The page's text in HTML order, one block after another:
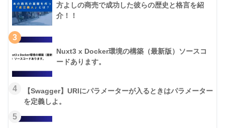
方よしの商売で成功した彼らの歴史と格言を紹
介！！
3
Nuxt3 x Docker環境の構築（最新版）ソースコ
ードあります。
4
【Swagger】URIにパラメーターが入るときはパラメーター
を定義しよ。
5